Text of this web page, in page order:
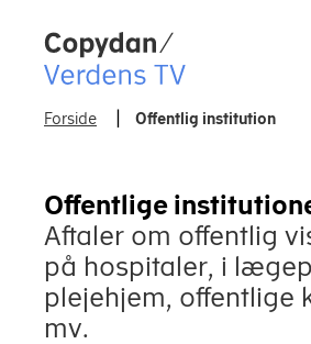
Copydan Logo
Forside Offentlig institution
Offentlige
Aftaler om offentlig
på hospitaler, i
plejehjem, offentlige
mv.